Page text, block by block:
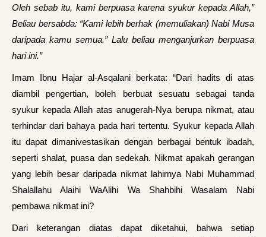
Oleh sebab itu, kami berpuasa karena syukur kepada Allah,”
Beliau bersabda: “Kami lebih berhak (memuliakan) Nabi Musa
daripada kamu semua.” Lalu beliau menganjurkan berpuasa
hari ini.”
Imam Ibnu Hajar al-Asqalani berkata: “Dari hadits di atas
diambil pengertian, boleh berbuat sesuatu sebagai tanda
syukur kepada Allah atas anugerah-Nya berupa nikmat, atau
terhindar dari bahaya pada hari tertentu. Syukur kepada Allah
itu dapat dimanivestasikan dengan berbagai bentuk ibadah,
seperti shalat, puasa dan sedekah. Nikmat apakah gerangan
yang lebih besar daripada nikmat lahirnya Nabi Muhammad
Shalallahu Alaihi WaAlihi Wa Shahbihi Wasalam Nabi
pembawa nikmat ini?
Dari keterangan diatas dapat diketahui, bahwa setiap